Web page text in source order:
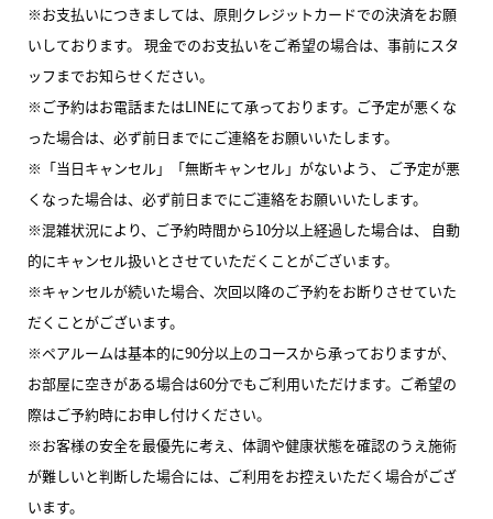
※お支払いにつきましては、原則クレジットカードでの決済をお願
いしております。 現金でのお支払いをご希望の場合は、事前にスタ
ッフまでお知らせください。
※ご予約はお電話またはLINEにて承っております。ご予定が悪くな
った場合は、必ず前日までにご連絡をお願いいたします。
※「当日キャンセル」「無断キャンセル」がないよう、 ご予定が悪
くなった場合は、必ず前日までにご連絡をお願いいたします。
※混雑状況により、ご予約時間から10分以上経過した場合は、 自動
的にキャンセル扱いとさせていただくことがございます。
※キャンセルが続いた場合、次回以降のご予約をお断りさせていた
だくことがございます。
※ペアルームは基本的に90分以上のコースから承っておりますが、
お部屋に空きがある場合は60分でもご利用いただけます。ご希望の
際はご予約時にお申し付けください。
※お客様の安全を最優先に考え、体調や健康状態を確認のうえ施術
が難しいと判断した場合には、ご利用をお控えいただく場合がござ
います。